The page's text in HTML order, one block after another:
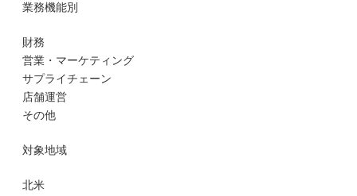
業務機能別
財務
営業・マーケティング
サプライチェーン
店舗運営
その他
対象地域
北米